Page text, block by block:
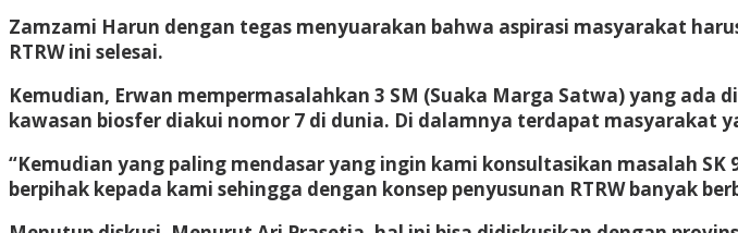
Zamzami Harun dengan tegas menyuarakan bahwa aspirasi masyarakat
RTRW ini selesai.
Kemudian, Erwan mempermasalahkan 3 SM (Suaka Marga Satwa) yang ada
kawasan biosfer diakui nomor 7 di dunia. Di dalamnya terdapat masyarakat
“Kemudian yang paling mendasar yang ingin kami konsultasikan masalah
berpihak kepada kami sehingga dengan konsep penyusunan RTRW banyak